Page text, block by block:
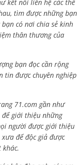
kết nối liên hệ các thế
tìm được những bạn
có nơi chia sẻ kinh
thân thương của
bạn đọc cần rộng
tin được chuyên nghiệp
71.com gần như
giới thiệu những
người được giới thiệu
để độc giả được